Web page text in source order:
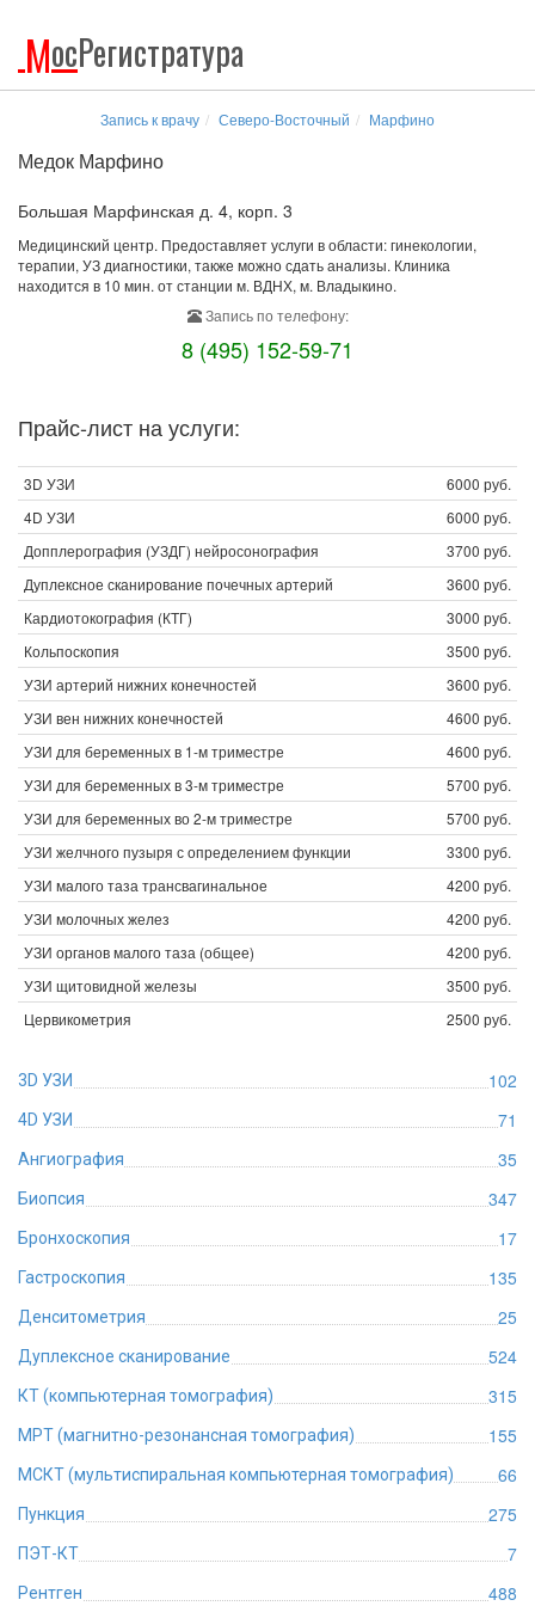
МосРегистратура
Запись к врачу Северо-Восточный Марфино
Медок Марфино
Большая Марфинская д. 4, корп. 3
Медицинский центр. Предоставляет услуги в области: гинекологии,
терапии, УЗ диагностики, также можно сдать анализы. Клиника
находится в 10 мин. от станции м. ВДНХ, м. Владыкино.
Запись по телефону:
8 (495) 152-59-71
Прайс-лист на услуги:
3D УЗИ
6000 руб.
4D УЗИ
6000 руб.
Допплерография (УЗДГ) нейросонография
3700 руб.
Дуплексное сканирование почечных артерий
3600 руб.
Кардиотокография (КТГ)
3000 руб.
Кольпоскопия
3500 руб.
УЗИ артерий нижних конечностей
3600 руб.
УЗИ вен нижних конечностей
4600 руб.
УЗИ для беременных в 1-м триместре
4600 руб.
УЗИ для беременных в 3-м триместре
5700 руб.
УЗИ для беременных во 2-м триместре
5700 руб.
УЗИ желчного пузыря с определением функции
3300 руб.
УЗИ малого таза трансвагинальное
4200 руб.
УЗИ молочных желез
4200 руб.
УЗИ органов малого таза (общее)
4200 руб.
УЗИ щитовидной железы
3500 руб.
Цервикометрия
2500 руб.
3D УЗИ 102
4D УЗИ 71
Ангиография 35
Биопсия 347
Бронхоскопия 17
Гастроскопия 135
Денситометрия 25
Дуплексное сканирование 524
КТ (компьютерная томография) 315
МРТ (магнитно-резонансная томография) 155
МСКТ (мультиспиральная компьютерная томография) 66
Пункция 275
ПЭТ-КТ 7
Рентген 488